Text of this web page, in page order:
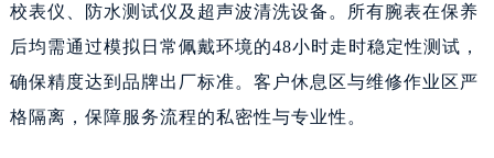
云南省临沧市临翔区世纪路天梭售后服务中心（需提前预约）
云南省怒江傈僳族自治州泸水市人民路天梭售后服务中心（需提前预约）
云南省普洱市思茅区振兴大道天梭售后服务中心（需提前预约）
校表仪、防水测试仪及超声波清洗设备。所有腕表在保养
后均需通过模拟日常佩戴环境的48小时走时稳定性测试，
确保精度达到品牌出厂标准。客户休息区与维修作业区严
格隔离，保障服务流程的私密性与专业性。